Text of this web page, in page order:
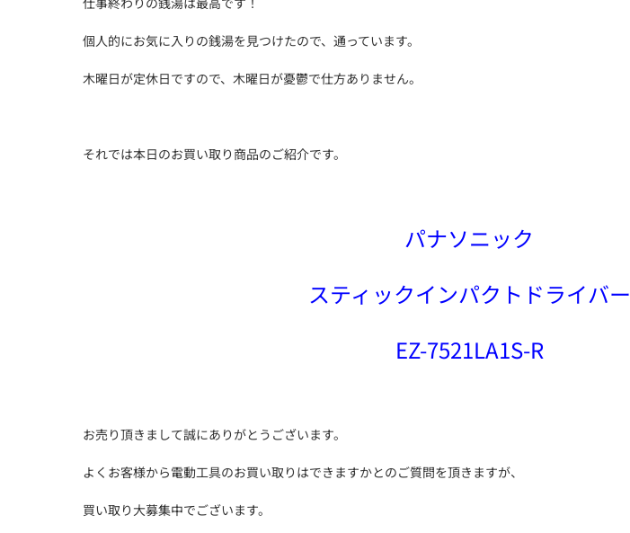
個人的にお気に入りの銭湯を見つけたので、通っています。
木曜日が定休日ですので、木曜日が憂鬱で仕方ありません。
それでは本日のお買い取り商品のご紹介です。
パナソニック
スティックインパクトドライバー
EZ-7521LA1S-R
お売り頂きまして誠にありがとうございます。
よくお客様から電動工具のお買い取りはできますかとのご質問を頂きますが、
買い取り大募集中でございます。